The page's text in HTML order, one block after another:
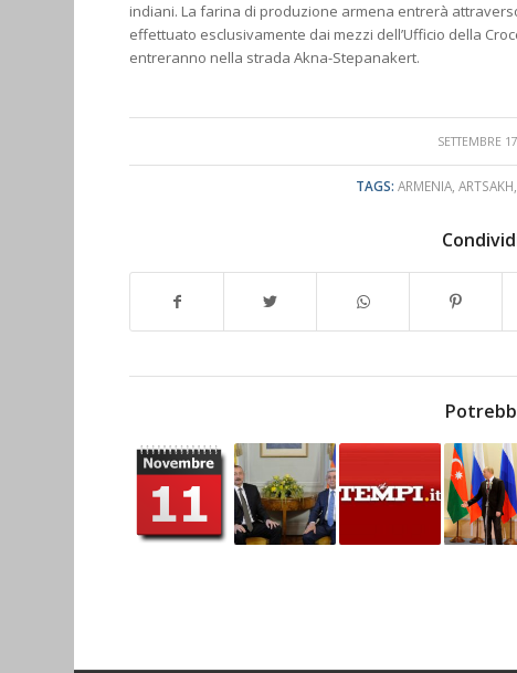
indiani. La farina di produzione armena entrerà
effettuato esclusivamente dai mezzi dell’Ufficio della
entreranno nella strada Akna-Stepanakert.
SETTEMBRE
/
TAGS: ARMENIA ,ARTSAKH